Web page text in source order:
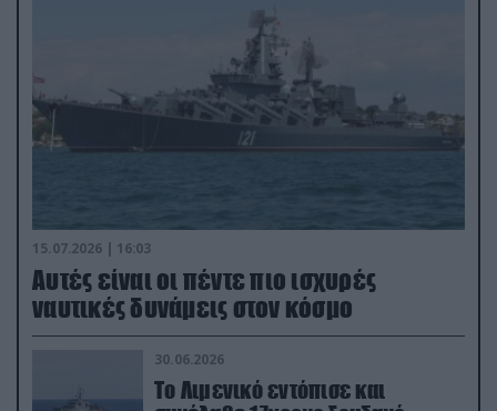
15.07.2026 | 16:03
Aυτές είναι οι πέντε πιο ισχυρές
ναυτικές δυνάμεις στον κόσμο
30.06.2026
Το Λιμενικό εντόπισε και